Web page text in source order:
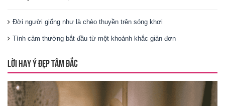
Đời người giống như là chèo thuyền trên sóng khơi
Tình cảm thường bắt đầu từ một khoảnh khắc giản đơn
LỜI HAY Ý ĐẸP TÂM ĐẮC